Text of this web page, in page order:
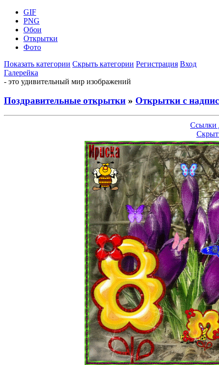
GIF
PNG
Обои
Открытки
Фото
Показать категории Скрыть категории Регистрация Вход
Галерейка
- это удивительный мир изображений
Поздравительные открытки » Открытки с
Ссылки